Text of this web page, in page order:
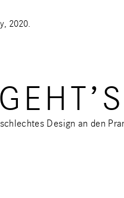
2020.
Design an den